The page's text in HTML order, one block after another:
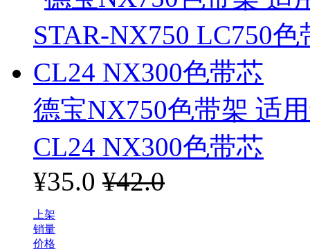
德宝NX750色带架 适
CL24 NX300色带芯
¥35.0 ¥42.0
上架
销量
价格